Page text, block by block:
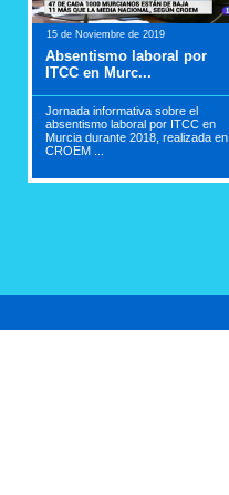
15 de Noviembre de 2019
Absentismo laboral por
ITCC en Murc...
Jornada informativa sobre el
absentismo laboral por ITCC en
Murcia durante 2018, realizada en
CROEM ...